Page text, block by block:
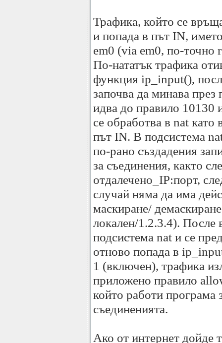
Трафика, който се
и попада в път IN,
em0 (via em0, по-точно
По-нататък трафика
функция ip_input(),
започва да минава
идва до правило 10130
се обработва в nat
път IN. В подсистема
по-рано създадения
за съединения, както
отдалечено_IP:порт,
случай няма да има
маскиране/
локален/1.2.3.4). После
подсистема nat и се
отново попада в
1 (включен), трафика
приложено правило
който работи програма
съединенията.
Ако от интернет дойде